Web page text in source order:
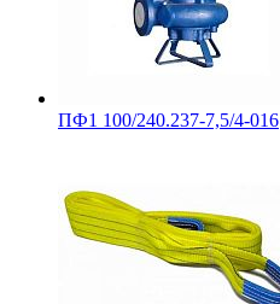
ПФ1 100/240.237-7,5/4-016